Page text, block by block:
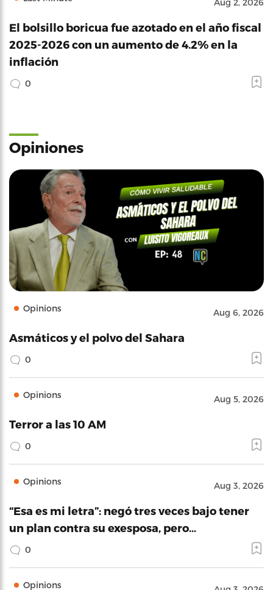
Aug 2, 2026
El bolsillo boricua fue azotado en el año fiscal
2025-2026 con un aumento de 4.2% en la
inflación
0
Opiniones
Opinions Aug 6, 2026
Asmáticos y el polvo del Sahara
0
Opinions Aug 5, 2026
Terror a las 10 AM
0
Opinions Aug 3, 2026
“Esa es mi letra”: negó tres veces bajo tener
un plan contra su exesposa, pero…
0
Opinions